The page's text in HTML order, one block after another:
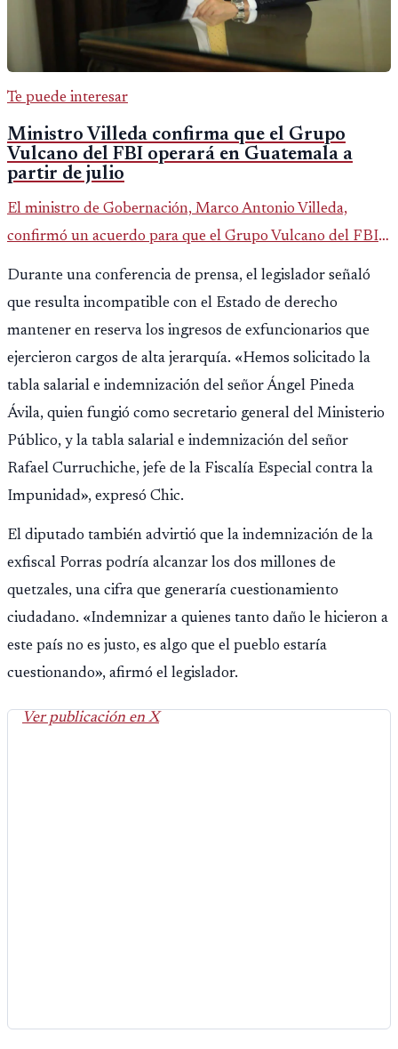
Te puede interesar
Ministro Villeda confirma que el Grupo
Vulcano del FBI operará en Guatemala a
partir de julio
El ministro de Gobernación, Marco Antonio Villeda,
confirmó un acuerdo para que el Grupo Vulcano del FBI
opere en Guatemala a partir de julio, tras un intento
fallido con la administración anterior del Ministerio
Durante una conferencia de prensa, el legislador señaló
que resulta incompatible con el Estado de derecho
mantener en reserva los ingresos de exfuncionarios que
ejercieron cargos de alta jerarquía. «Hemos solicitado la
tabla salarial e indemnización del señor Ángel Pineda
Ávila, quien fungió como secretario general del Ministerio
Público, y la tabla salarial e indemnización del señor
Rafael Curruchiche, jefe de la Fiscalía Especial contra la
Impunidad», expresó Chic.
El diputado también advirtió que la indemnización de la
exfiscal Porras podría alcanzar los dos millones de
quetzales, una cifra que generaría cuestionamiento
ciudadano. «Indemnizar a quienes tanto daño le hicieron a
este país no es justo, es algo que el pueblo estaría
cuestionando», afirmó el legislador.
Ver publicación en X